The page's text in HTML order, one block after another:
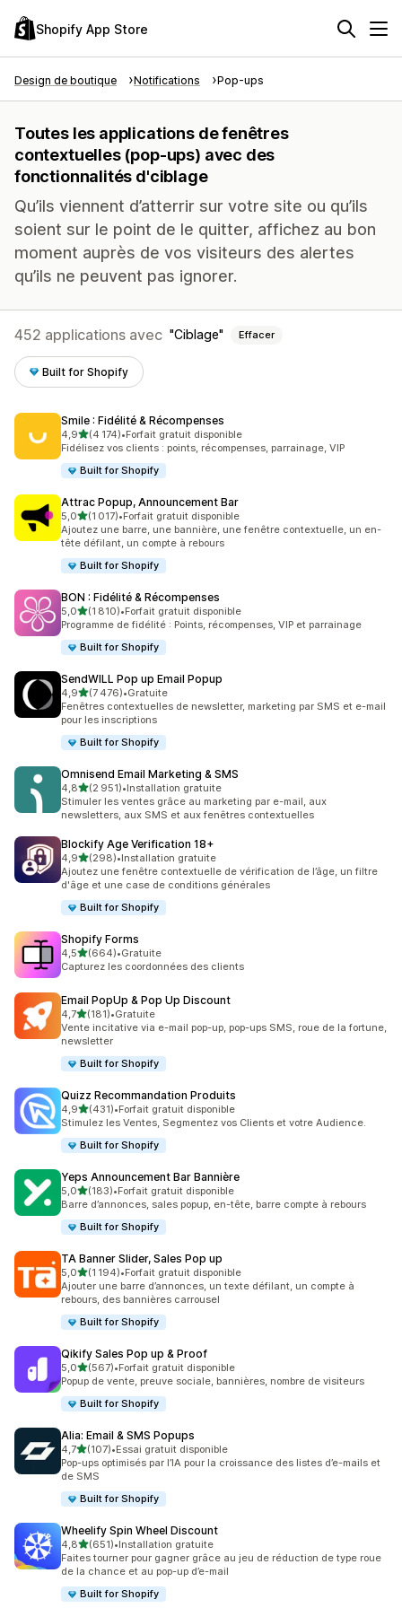
Shopify App Store
Design de boutique Notifications Pop-ups
Toutes les applications de fenêtres
contextuelles (pop-ups) avec des
fonctionnalités d'ciblage
Qu’ils viennent d’atterrir sur votre site ou qu’ils
soient sur le point de le quitter, affichez au bon
moment auprès de vos visiteurs des alertes
qu’ils ne peuvent pas ignorer.
452 applications avec Ciblage Effacer
Built for Shopify
Smile : Fidélité & Récompenses
4,9étoile(s) sur 5
(4 174)
4174 avis au total
•Forfait gratuit disponible
Fidélisez vos clients : points, récompenses, parrainage, VIP
Built for Shopify
Attrac Popup, Announcement Bar
5,0étoile(s) sur 5
(1 017)
1017 avis au total
•Forfait gratuit disponible
Ajoutez une barre, une bannière, une fenêtre contextuelle, un en-
tête défilant, un compte à rebours
Built for Shopify
BON : Fidélité & Récompenses
5,0étoile(s) sur 5
(1 810)
1810 avis au total
•Forfait gratuit disponible
Programme de fidélité : Points, récompenses, VIP et parrainage
Built for Shopify
SendWILL Pop up Email Popup
4,9étoile(s) sur 5
(7 476)
7476 avis au total
•Gratuite
Fenêtres contextuelles de newsletter, marketing par SMS et e-mail
pour les inscriptions
Built for Shopify
Omnisend Email Marketing & SMS
4,8étoile(s) sur 5
(2 951)
2951 avis au total
•Installation gratuite
Stimuler les ventes grâce au marketing par e-mail, aux
newsletters, aux SMS et aux fenêtres contextuelles
Blockify Age Verification 18+
4,9étoile(s) sur 5
(298)
298 avis au total
•Installation gratuite
Ajoutez une fenêtre contextuelle de vérification de l’âge, un filtre
d'âge et une case de conditions générales
Built for Shopify
Shopify Forms
4,5étoile(s) sur 5
(664)
664 avis au total
•Gratuite
Capturez les coordonnées des clients
Email PopUp & Pop Up Discount
4,7étoile(s) sur 5
(181)
181 avis au total
•Gratuite
Vente incitative via e-mail pop-up, pop-ups SMS, roue de la fortune,
newsletter
Built for Shopify
Quizz Recommandation Produits
4,9étoile(s) sur 5
(431)
431 avis au total
•Forfait gratuit disponible
Stimulez les Ventes, Segmentez vos Clients et votre Audience.
Built for Shopify
Yeps Announcement Bar Bannière
5,0étoile(s) sur 5
(183)
183 avis au total
•Forfait gratuit disponible
Barre d’annonces, sales popup, en-tête, barre compte à rebours
Built for Shopify
TA Banner Slider, Sales Pop up
5,0étoile(s) sur 5
(1 194)
1194 avis au total
•Forfait gratuit disponible
Ajouter une barre d’annonces, un texte défilant, un compte à
rebours, des bannières carrousel
Built for Shopify
Qikify Sales Pop up & Proof
5,0étoile(s) sur 5
(567)
567 avis au total
•Forfait gratuit disponible
Popup de vente, preuve sociale, bannières, nombre de visiteurs
Built for Shopify
Alia: Email & SMS Popups
4,7étoile(s) sur 5
(107)
107 avis au total
•Essai gratuit disponible
Pop-ups optimisés par l’IA pour la croissance des listes d’e-mails et
de SMS
Built for Shopify
Wheelify Spin Wheel Discount
4,8étoile(s) sur 5
(651)
651 avis au total
•Installation gratuite
Faites tourner pour gagner grâce au jeu de réduction de type roue
de la chance et au pop-up d’e-mail
Built for Shopify